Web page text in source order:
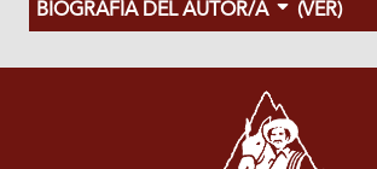
BIOGRAFÍA DEL AUTOR/A (VER)